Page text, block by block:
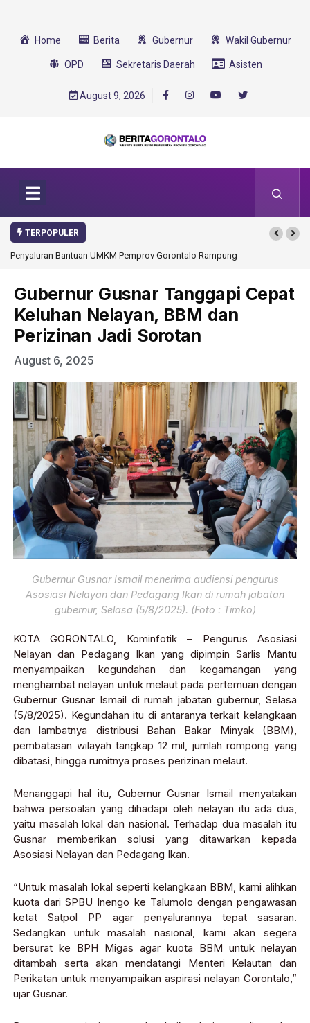
Home Berita Gubernur Wakil Gubernur
OPD Sekretaris Daerah Asisten
August 9, 2026
TERPOPULER
Penyaluran Bantuan UMKM Pemprov Gorontalo Rampung
Gubernur Gusnar Tanggapi Cepat
Keluhan Nelayan, BBM dan
Perizinan Jadi Sorotan
August 6, 2025
Gubernur Gusnar Ismail menerima audiensi pengurus
Asosiasi Nelayan dan Pedagang Ikan di rumah jabatan
gubernur, Selasa (5/8/2025). (Foto : Timko)
KOTA GORONTALO, Kominfotik – Pengurus Asosiasi
Nelayan dan Pedagang Ikan yang dipimpin Sarlis Mantu
menyampaikan kegundahan dan kegamangan yang
menghambat nelayan untuk melaut pada pertemuan dengan
Gubernur Gusnar Ismail di rumah jabatan gubernur, Selasa
(5/8/2025). Kegundahan itu di antaranya terkait kelangkaan
dan lambatnya distribusi Bahan Bakar Minyak (BBM),
pembatasan wilayah tangkap 12 mil, jumlah rompong yang
dibatasi, hingga rumitnya proses perizinan melaut.
Menanggapi hal itu, Gubernur Gusnar Ismail menyatakan
bahwa persoalan yang dihadapi oleh nelayan itu ada dua,
yaitu masalah lokal dan nasional. Terhadap dua masalah itu
Gusnar memberikan solusi yang ditawarkan kepada
Asosiasi Nelayan dan Pedagang Ikan.
“Untuk masalah lokal seperti kelangkaan BBM, kami alihkan
kuota dari SPBU Inengo ke Talumolo dengan pengawasan
ketat Satpol PP agar penyalurannya tepat sasaran.
Sedangkan untuk masalah nasional, kami akan segera
bersurat ke BPH Migas agar kuota BBM untuk nelayan
ditambah serta akan mendatangi Menteri Kelautan dan
Perikatan untuk menyampaikan aspirasi nelayan Gorontalo,”
ujar Gusnar.